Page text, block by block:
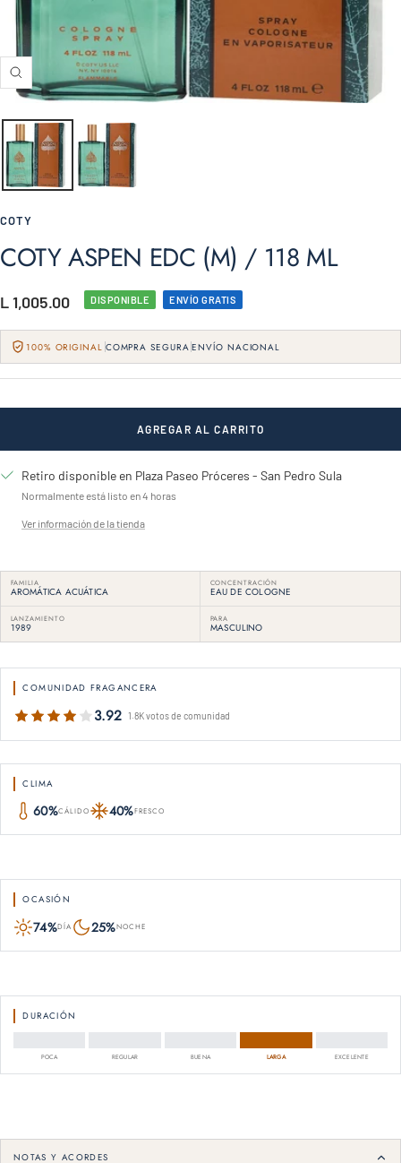
Zoom
COTY
COTY ASPEN EDC (M) / 118 ML
Precio
de
venta
L 1,005.00 DISPONIBLE ENVÍO GRATIS
100% ORIGINAL COMPRA SEGURA ENVÍO NACIONAL
AGREGAR AL CARRITO
Retiro disponible en Plaza Paseo Próceres - San Pedro Sula
Normalmente está listo en 4 horas
Ver información de la tienda
FAMILIA
AROMÁTICA ACUÁTICA
CONCENTRACIÓN
EAU DE COLOGNE
LANZAMIENTO
1989
PARA
MASCULINO
COMUNIDAD FRAGANCERA
3.92 1.8K votos de comunidad
CLIMA
60%CÁLIDO 40%FRESCO
OCASIÓN
74%DÍA 25%NOCHE
DURACIÓN
POCA REGULAR BUENA LARGA EXCELENTE
NOTAS Y ACORDES